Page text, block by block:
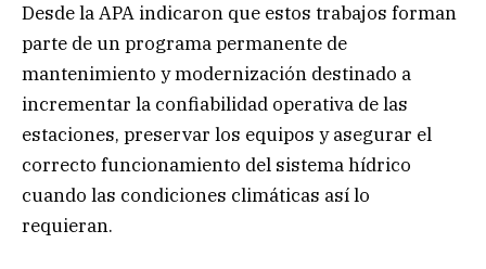
Desde la APA indicaron que estos trabajos forman
parte de un programa permanente de
mantenimiento y modernización destinado a
incrementar la confiabilidad operativa de las
estaciones, preservar los equipos y asegurar el
correcto funcionamiento del sistema hídrico
cuando las condiciones climáticas así lo
requieran.